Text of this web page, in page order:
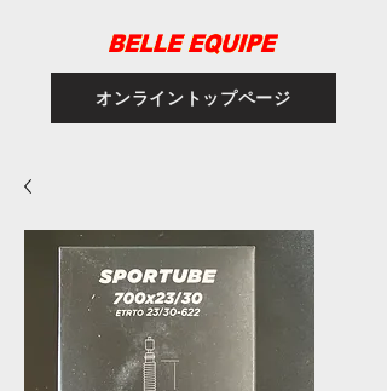
オンライントップページ